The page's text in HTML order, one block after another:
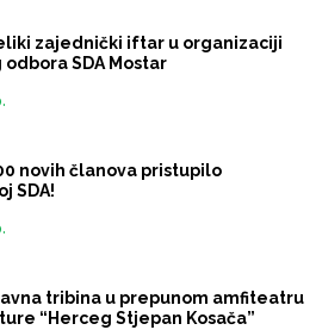
zajednički iftar u organizaciji
odbora SDA Mostar
novih članova pristupilo
SDA!
tribina u prepunom amfiteatru
“Herceg Stjepan Kosača”